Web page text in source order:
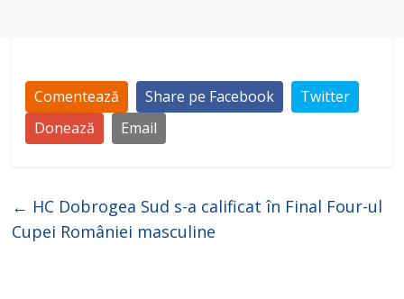
Comentează Share pe Facebook
Twitter
Donează
Email
← HC Dobrogea Sud s-a calificat în Final Four-ul
Cupei României masculine